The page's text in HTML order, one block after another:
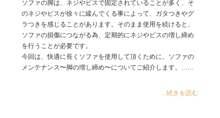
ソファの脚は、ネジやビスで固定されていることが多く、そ
のネジやビスが徐々に緩んでくる事によって、ガタつきやグ
ラつきを感じることがあります。そのまま使用を続けると、
ソファの損傷につながる為、定期的にネジやビスの増し締め
を行うことが必要です。
今回は、快適に長くソファを使用して頂くために、ソファの
メンテナンス〜脚の増し締め〜についてご紹介します。……
...続きを読む